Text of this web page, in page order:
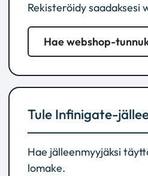
Rekisteröidy saadaksesi
Hae webshop-
Tule Infinigate-
Hae jälleenmyyjäksi
lomake.